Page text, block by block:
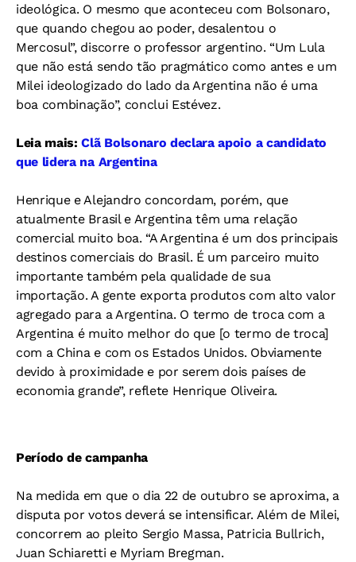
ideológica. O mesmo que aconteceu com Bolsonaro,
que quando chegou ao poder, desalentou o
Mercosul”, discorre o professor argentino. “Um Lula
que não está sendo tão pragmático como antes e um
Milei ideologizado do lado da Argentina não é uma
boa combinação”, conclui Estévez.
Leia mais:Clã Bolsonaro declara apoio a candidato
que lidera na Argentina
Henrique e Alejandro concordam, porém, que
atualmente Brasil e Argentina têm uma relação
comercial muito boa. “A Argentina é um dos principais
destinos comerciais do Brasil. É um parceiro muito
importante também pela qualidade de sua
importação. A gente exporta produtos com alto valor
agregado para a Argentina. O termo de troca com a
Argentina é muito melhor do que [o termo de troca]
com a China e com os Estados Unidos. Obviamente
devido à proximidade e por serem dois países de
economia grande”, reflete Henrique Oliveira.
Período de campanha
Na medida em que o dia 22 de outubro se aproxima, a
disputa por votos deverá se intensificar. Além de Milei,
concorrem ao pleito Sergio Massa, Patricia Bullrich,
Juan Schiaretti e Myriam Bregman.